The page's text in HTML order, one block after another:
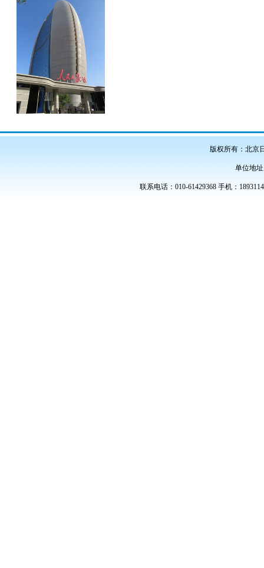
版权所有：北京
单位地
联系电话：010-61429368 手机：